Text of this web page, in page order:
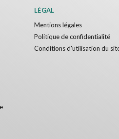
LÉGAL
Mentions légales
Politique de confidentialité
Conditions d'utilisation du